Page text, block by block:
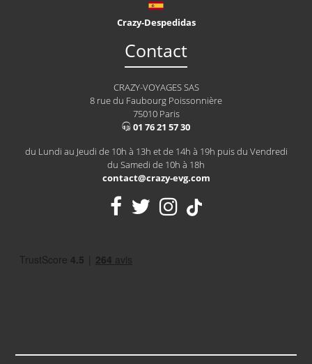
Crazy-Despedidas
Contact
CRAZY-VOYAGES SAS
8 rue du Faubourg Poissonnière
75010 Paris
01 76 21 57 30
du Lundi au Jeudi de 10h à 13h et de 14h à 19h puis du Vendredi
du Samedi de 10h à 18h
contact@crazy-evg.com